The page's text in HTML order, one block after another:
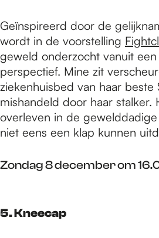
Geïnspireerd door de
wordt in de voorstelling
geweld onderzocht vanuit
perspectief. Mine zit
ziekenhuisbed van haar beste
mishandeld door haar stalker.
overleven in de
niet eens een klap kunnen
Zondag 8 december om
5.Kneecap